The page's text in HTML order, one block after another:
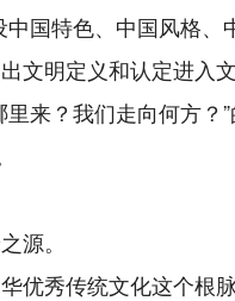
国特色、中国风格
文明定义和认定进入
里来？我们走向何方
源。
优秀传统文化这个根